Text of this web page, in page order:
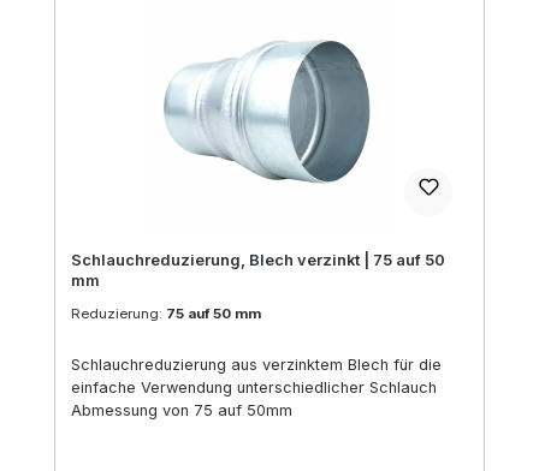
Schlauchreduzierung, Blech verzinkt | 75 auf 50
mm
Reduzierung: 75 auf 50 mm
Schlauchreduzierung aus verzinktem Blech für die
einfache Verwendung unterschiedlicher Schlauch
Abmessung von 75 auf 50mm